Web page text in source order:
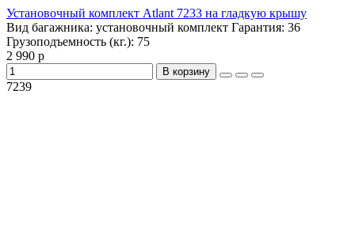
Установочный комплект Atlant 7233 на гладкую крышу
Вид багажника: установочный комплект Гарантия: 36
Грузоподъемность (кг.): 75
2 990 р
В корзину
7239